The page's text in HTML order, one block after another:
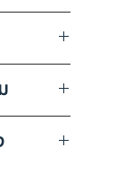
ประมูล
253-
4375